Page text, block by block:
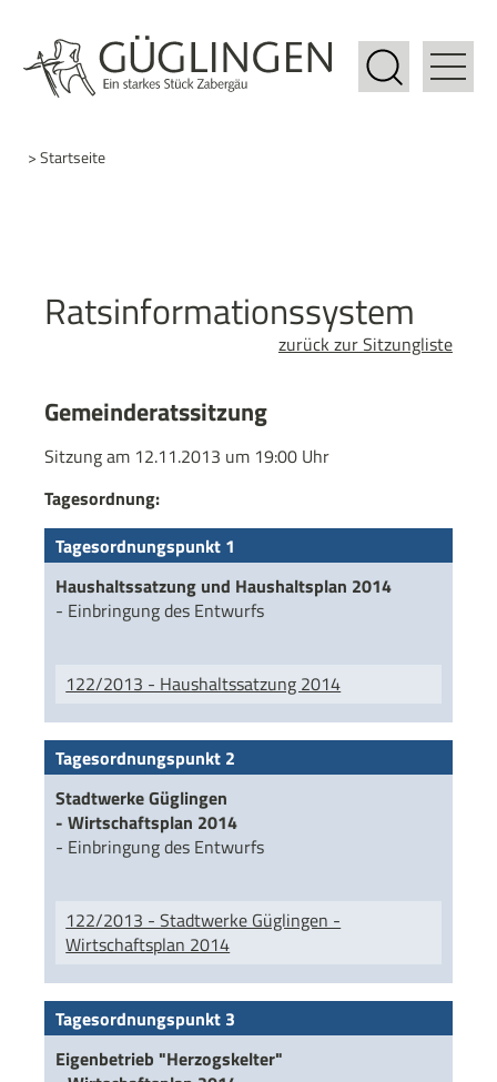
> Startseite
Ratsinformationssystem
zurück zur Sitzungliste
Gemeinderatssitzung
Sitzung am 12.11.2013 um 19:00 Uhr
Tagesordnung:
Tagesordnungspunkt 1
Haushaltssatzung und Haushaltsplan 2014
- Einbringung des Entwurfs
122/2013 - Haushaltssatzung 2014
Tagesordnungspunkt 2
Stadtwerke Güglingen
- Wirtschaftsplan 2014
- Einbringung des Entwurfs
122/2013 - Stadtwerke Güglingen -
Wirtschaftsplan 2014
Tagesordnungspunkt 3
Eigenbetrieb "Herzogskelter"